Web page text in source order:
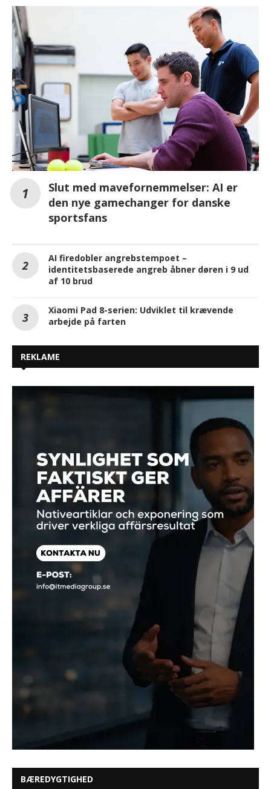
Slut med mavefornemmelser: AI er
den nye gamechanger for danske
sportsfans
AI firedobler angrebstempoet –
identitetsbaserede angreb åbner døren i 9 ud
af 10 brud
Xiaomi Pad 8-serien: Udviklet til krævende
arbejde på farten
REKLAME
BÆREDYGTIGHED